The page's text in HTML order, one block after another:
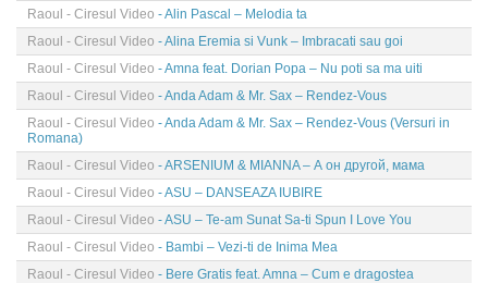
Raoul - Ciresul Video - Alin Pascal – Melodia ta
Raoul - Ciresul Video - Alina Eremia si Vunk – Imbracati sau goi
Raoul - Ciresul Video - Amna feat. Dorian Popa – Nu poti sa ma uiti
Raoul - Ciresul Video - Anda Adam & Mr. Sax – Rendez-Vous
Raoul - Ciresul Video - Anda Adam & Mr. Sax – Rendez-Vous (Versuri in
Romana)
Raoul - Ciresul Video - ARSENIUM & MIANNA – А он другой, мама
Raoul - Ciresul Video - ASU – DANSEAZA IUBIRE
Raoul - Ciresul Video - ASU – Te-am Sunat Sa-ti Spun I Love You
Raoul - Ciresul Video - Bambi – Vezi-ti de Inima Mea
Raoul - Ciresul Video - Bere Gratis feat. Amna – Cum e dragostea